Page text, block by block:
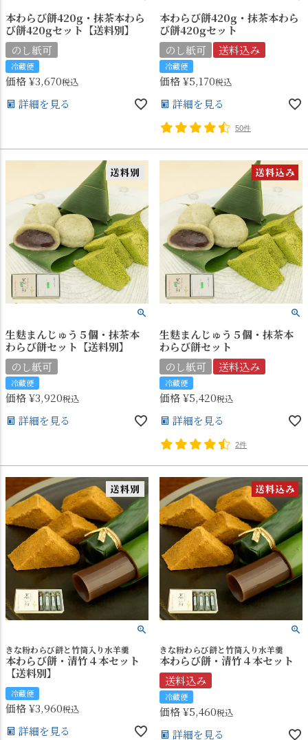
本わらび餅420g・抹茶本わら
び餅420gセット【送料別】
のし紙可
冷蔵便
価格¥3,670税込
詳細を見る
本わらび餅420g・抹茶本わら
び餅420gセット
のし紙可
送料込み
冷蔵便
価格¥5,170税込
詳細を見る
50件
生麩まんじゅう５個・抹茶本
わらび餅セット【送料別】
のし紙可
冷蔵便
価格¥3,920税込
詳細を見る
生麩まんじゅう５個・抹茶本
わらび餅セット
のし紙可
送料込み
冷蔵便
価格¥5,420税込
詳細を見る
2件
きな粉わらび餅と竹筒入り水羊羹
本わらび餅・清竹４本セット
【送料別】
冷蔵便
価格¥3,960税込
詳細を見る
きな粉わらび餅と竹筒入り水羊羹
本わらび餅・清竹４本セット
送料込み
冷蔵便
価格¥5,460税込
詳細を見る